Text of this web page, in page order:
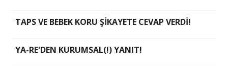
TAPS VE BEBEK KORU ŞİKAYETE CEVAP VERDİ!
YA-RE'DEN KURUMSAL(!) YANIT!